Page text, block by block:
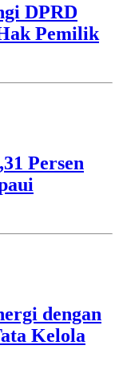
DPRD
Pemilik
Persen
dengan
Kelola